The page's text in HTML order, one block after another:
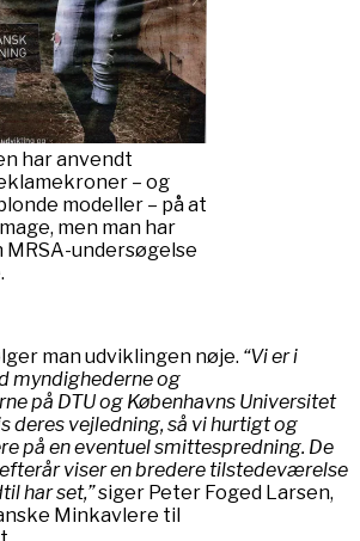
har anvendt
– og
modeller – på at
men man har
MRSA-undersøgelse
man udviklingen nøje. “Vi er i
myndighederne og
på DTU og Københavns Universitet
deres vejledning, så vi hurtigt og
på en eventuel smittespredning. De
viser en bredere tilstedeværelse
har set,”siger Peter Foged Larsen,
Minkavlere til